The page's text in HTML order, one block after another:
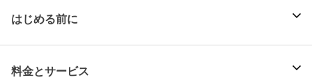
はじめる前に
料金とサービス